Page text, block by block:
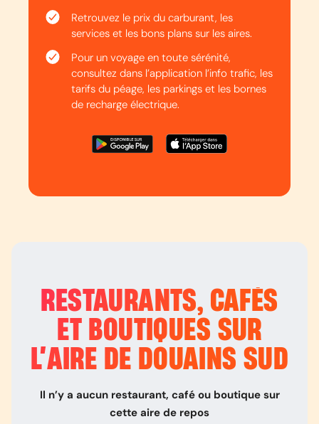
Retrouvez le prix du carburant, les
services et les bons plans sur les aires.
Pour un voyage en toute sérénité,
consultez dans l’application l’info trafic, les
tarifs du péage, les parkings et les bornes
de recharge électrique.
RESTAURANTS, CAFÉS
ET BOUTIQUES SUR
L’AIRE DE DOUAINS SUD
Il n’y a aucun restaurant, café ou boutique sur
cette aire de repos